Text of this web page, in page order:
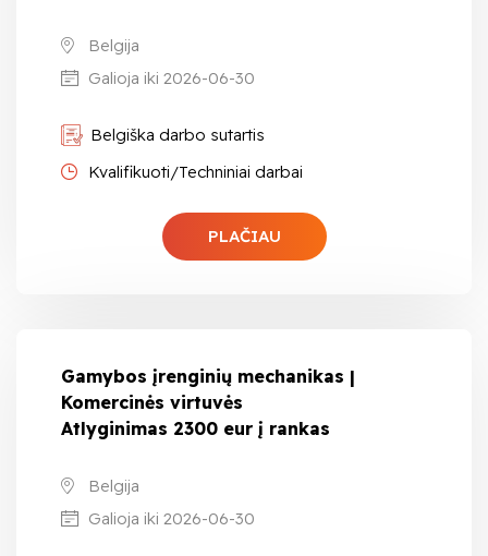
Belgija
Galioja iki 2026-06-30
Belgiška darbo sutartis
Kvalifikuoti/Techniniai darbai
PLAČIAU
Gamybos įrenginių mechanikas |
Komercinės virtuvės
Atlyginimas 2300 eur į rankas
Belgija
Galioja iki 2026-06-30